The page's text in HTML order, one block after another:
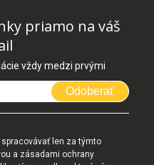
priamo na váš
vždy medzi prvými
Odoberať
len za týmto
a zásadami ochrany